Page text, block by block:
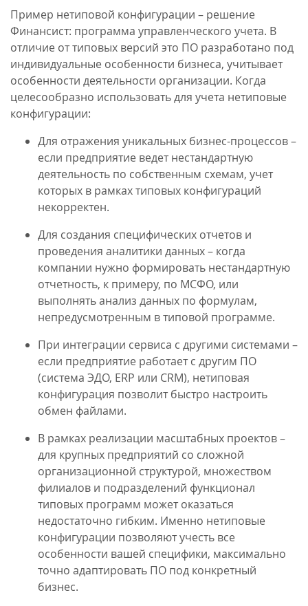
Пример нетиповой конфигурации – решение
Финансист: программа управленческого учета. В
отличие от типовых версий это ПО разработано под
индивидуальные особенности бизнеса, учитывает
особенности деятельности организации. Когда
целесообразно использовать для учета нетиповые
конфигурации:
Для отражения уникальных бизнес-процессов –
если предприятие ведет нестандартную
деятельность по собственным схемам, учет
которых в рамках типовых конфигураций
некорректен.
Для создания специфических отчетов и
проведения аналитики данных – когда
компании нужно формировать нестандартную
отчетность, к примеру, по МСФО, или
выполнять анализ данных по формулам,
непредусмотренным в типовой программе.
При интеграции сервиса с другими системами –
если предприятие работает с другим ПО
(система ЭДО, ERP или CRM), нетиповая
конфигурация позволит быстро настроить
обмен файлами.
В рамках реализации масштабных проектов –
для крупных предприятий со сложной
организационной структурой, множеством
филиалов и подразделений функционал
типовых программ может оказаться
недостаточно гибким. Именно нетиповые
конфигурации позволяют учесть все
особенности вашей специфики, максимально
точно адаптировать ПО под конкретный
бизнес.